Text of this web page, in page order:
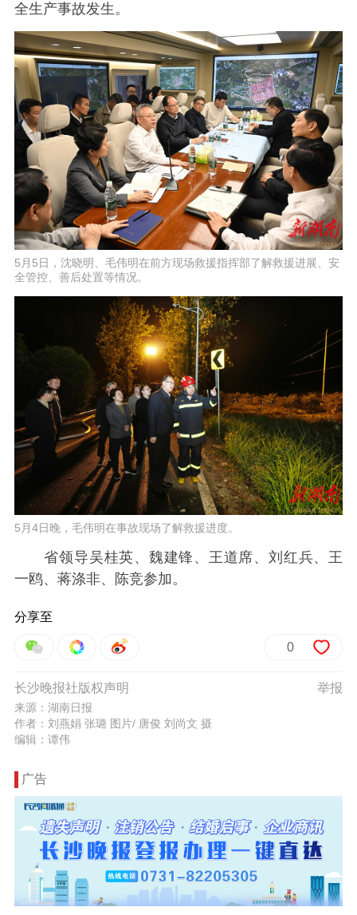
全生产事故发生。
5月5日，沈晓明、毛伟明在前方现场救援指挥部了解救援进展、安
全管控、善后处置等情况。
5月4日晚，毛伟明在事故现场了解救援进度。
省领导吴桂英、魏建锋、王道席、刘红兵、王
一鸥、蒋涤非、陈竞参加。
分享至
0
举报
长沙晚报社版权声明
来源：湖南日报
作者：刘燕娟 张璐 图片/ 唐俊 刘尚文 摄
编辑：谭伟
广告